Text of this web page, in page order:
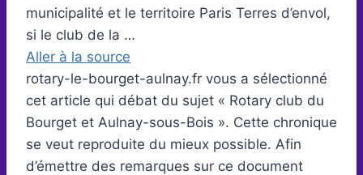
municipalité et le territoire Paris Terres d’envol,
si le club de la …
Aller à la source
rotary-le-bourget-aulnay.fr vous a sélectionné
cet article qui débat du sujet « Rotary club du
Bourget et Aulnay-sous-Bois ». Cette chronique
se veut reproduite du mieux possible. Afin
d’émettre des remarques sur ce document